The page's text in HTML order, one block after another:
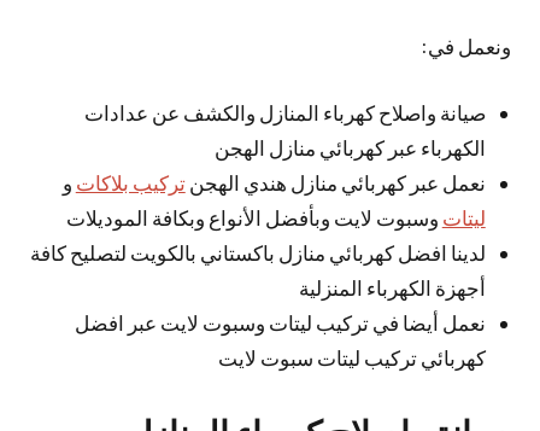
ونعمل في:
صيانة واصلاح كهرباء المنازل والكشف عن عدادات
الكهرباء عبر كهربائي منازل الهجن
نعمل عبر كهربائي منازل هندي الهجنتركيب بلاكات و
ليتات وسبوت لايت وبأفضل الأنواع وبكافة الموديلات
لدينا افضل كهربائي منازل باكستاني بالكويت لتصليح كافة
أجهزة الكهرباء المنزلية
نعمل أيضا في تركيب ليتات وسبوت لايت عبر افضل
كهربائي تركيب ليتات سبوت لايت